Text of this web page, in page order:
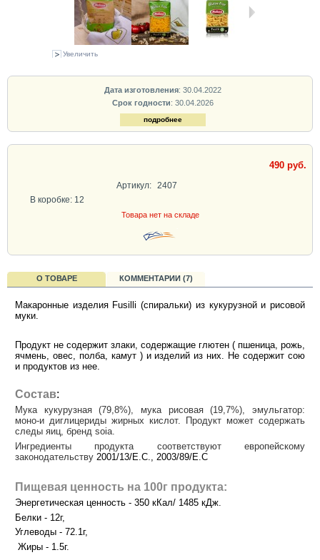
Увеличить
Дата изготовления: 30.04.2022
Срок годности: 30.04.2026
подробнее
490 руб.
Артикул: 2407
В коробке: 12
Товара нет на складе
О ТОВАРЕ КОММЕНТАРИИ (7)
Макаронные изделия Fusilli (спиральки) из кукурузной и рисовой
муки.
Продукт не содержит злаки, содержащие глютен ( пшеница, рожь,
ячмень, овес, полба, камут ) и изделий из них. Не содержит сою
и продуктов из нее.
Состав:
Мука кукурузная (79,8%), мука рисовая (19,7%), эмульгатор:
моно-и диглицериды жирных кислот. Продукт может содержать
следы яиц, бренд soia.
Ингредиенты продукта соответствуют европейскому
законодательству 2001/13/E C ., 2003/89/E C
Пищевая ценность на 100г продукта:
Энергетическая ценность - 350 кКал/ 1485 кДж.
Белки - 12г,
Углеводы - 72.1г,
Жиры - 1.5г.